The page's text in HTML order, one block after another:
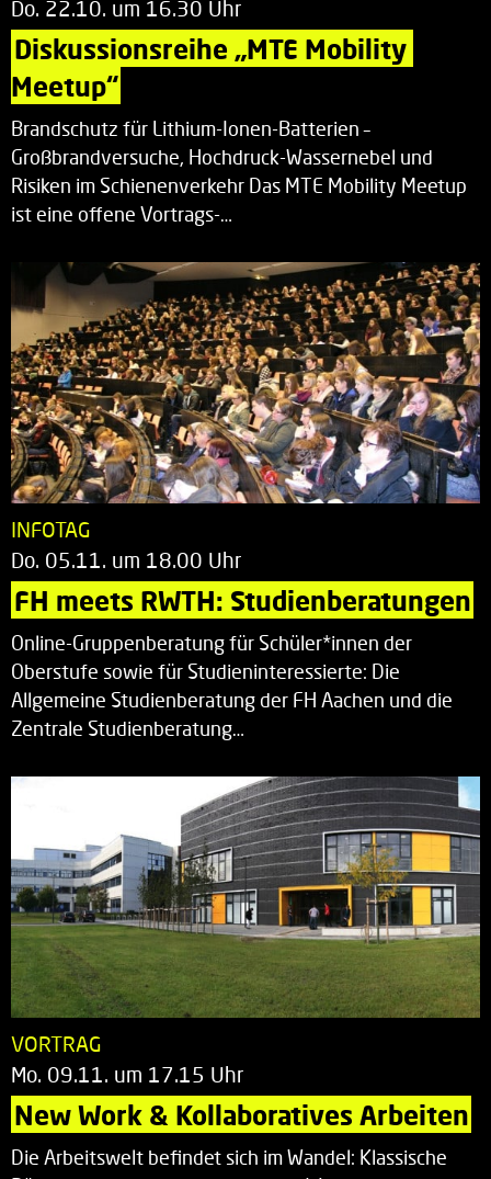
Do. 22.10. um 16.30 Uhr
Diskussionsreihe „MTE Mobility
Meetup“
Brandschutz für Lithium-Ionen-Batterien –
Großbrandversuche, Hochdruck-Wassernebel und
Risiken im Schienenverkehr Das MTE Mobility Meetup
ist eine offene Vortrags-…
INFOTAG
Do. 05.11. um 18.00 Uhr
FH meets RWTH: Studienberatungen
Online-Gruppenberatung für Schüler*innen der
Oberstufe sowie für Studieninteressierte: Die
Allgemeine Studienberatung der FH Aachen und die
Zentrale Studienberatung…
VORTRAG
Mo. 09.11. um 17.15 Uhr
New Work & Kollaboratives Arbeiten
Die Arbeitswelt befindet sich im Wandel: Klassische